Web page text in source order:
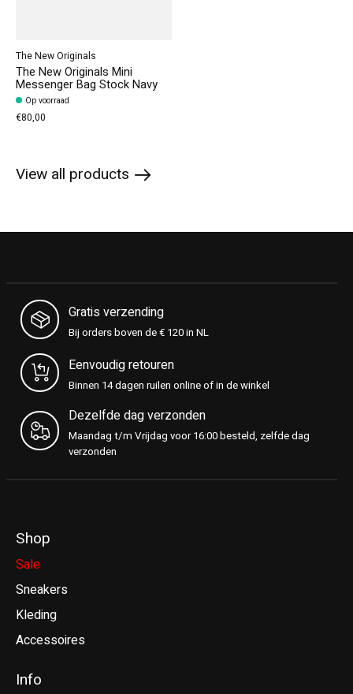
The New Originals
The New Originals Mini
Messenger Bag Stock Navy
Op voorraad
€80,00
View all products
Gratis verzending
Bij orders boven de € 120 in NL
Eenvoudig retouren
Binnen 14 dagen ruilen online of in de winkel
Dezelfde dag verzonden
Maandag t/m Vrijdag voor 16:00 besteld, zelfde dag
verzonden
Shop
Sale
Sneakers
Kleding
Accessoires
Info